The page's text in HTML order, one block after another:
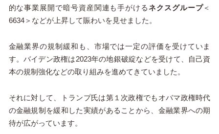
的な事業展開で暗号資産関連も手がけるネクスグループ＜
6634＞などが上昇して賑わいを見せました。
金融業界の規制緩和も、市場では一定の評価を受けていま
す。バイデン政権は2023年の地銀破綻などを受けて、自己資
本の規制強化などの取り組みを進めてきていました。
それに対して、トランプ氏は第１次政権でもオバマ政権時代
の金融規制を緩和した実績があることから、金融業界への期
待が広がっています。